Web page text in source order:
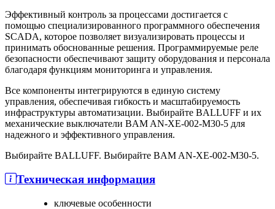
Эффективный контроль за процессами достигается с
помощью специализированного программного обеспечения
SCADA, которое позволяет визуализировать процессы и
принимать обоснованные решения. Программируемые реле
безопасности обеспечивают защиту оборудования и персонала
благодаря функциям мониторинга и управления.
Все компоненты интегрируются в единую систему
управления, обеспечивая гибкость и масштабируемость
инфраструктуры автоматизации. Выбирайте BALLUFF и их
механические выключатели BAM AN-XE-002-M30-5 для
надежного и эффективного управления.
Выбирайте BALLUFF. Выбирайте BAM AN-XE-002-M30-5.
Техническая информация
ключевые особенности